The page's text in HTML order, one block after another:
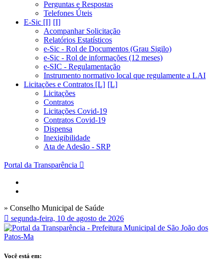
Perguntas e Respostas
Telefones Úteis
E-Sic [I]
Acompanhar Solicitação
Relatórios Estatísticos
e-Sic - Rol de Documentos (Grau Sigilo)
e-Sic - Rol de informações (12 meses)
e-SIC - Regulamentação
Instrumento normativo local que regulamente a LAI
Licitações e Contratos [L]
Licitações
Contratos
Licitações Covid-19
Contratos Covid-19
Dispensa
Inexigibilidade
Ata de Adesão - SRP
Portal da Transparência
» Conselho Municipal de Saúde
segunda-feira, 10 de agosto de 2026
Você está em: